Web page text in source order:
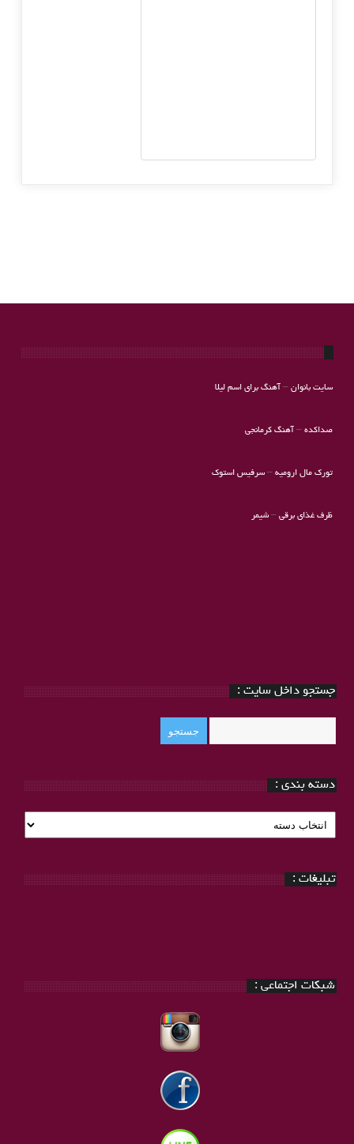
سایت بانوان– آهنگ برای اسم لیلا
صداکده– آهنگ کرمانجی
تورک مال ارومیه–سرفیس استوک
ظرف غذای برقی– شیمر
جستجو داخل سایت :
دسته بندی :
دسته
بندی
تبلیغات :
شبکات اجتماعی :